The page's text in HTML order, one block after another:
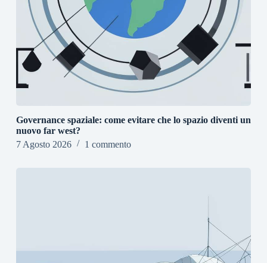
Governance spaziale: come evitare che lo spazio diventi un
nuovo far west?
7 Agosto 2026
1 commento